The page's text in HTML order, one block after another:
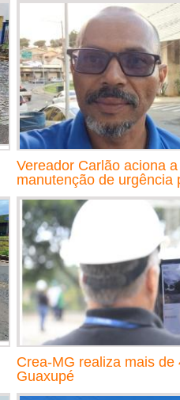
Vereador Carlão aciona
manutenção de urgência
Crea-MG realiza mais
Guaxupé